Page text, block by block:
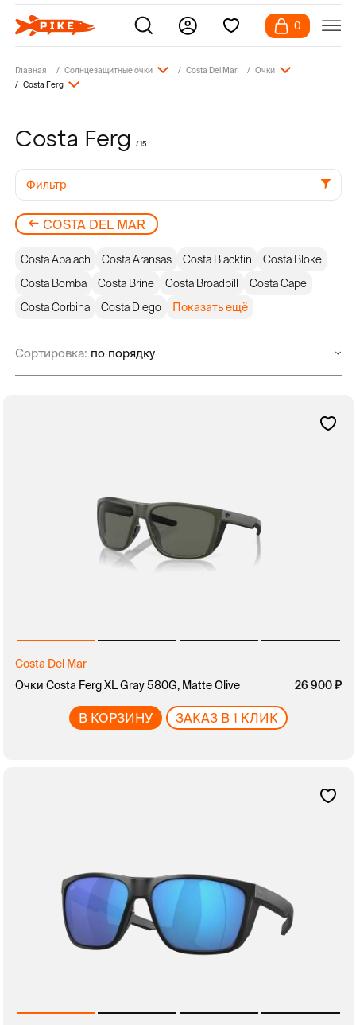
0
Главная Солнцезащитные очки Costa Del Mar
Очки
Costa Ferg
Costa Ferg / 15
Фильтр
COSTA DEL MAR
Costa Apalach Costa Aransas Costa Blackfin
Costa Bloke
Costa Bomba
Costa Brine Costa Broadbill
Costa Cape
Costa Corbina
Costa Diego Показать ещё
Сортировка:
Costa Del Mar
Очки Costa Ferg XL Gray 580G, Matte Olive
26 900
В КОРЗИНУ ЗАКАЗ В 1 КЛИК